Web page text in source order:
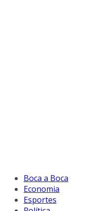
Boca a Boca
Economia
Esportes